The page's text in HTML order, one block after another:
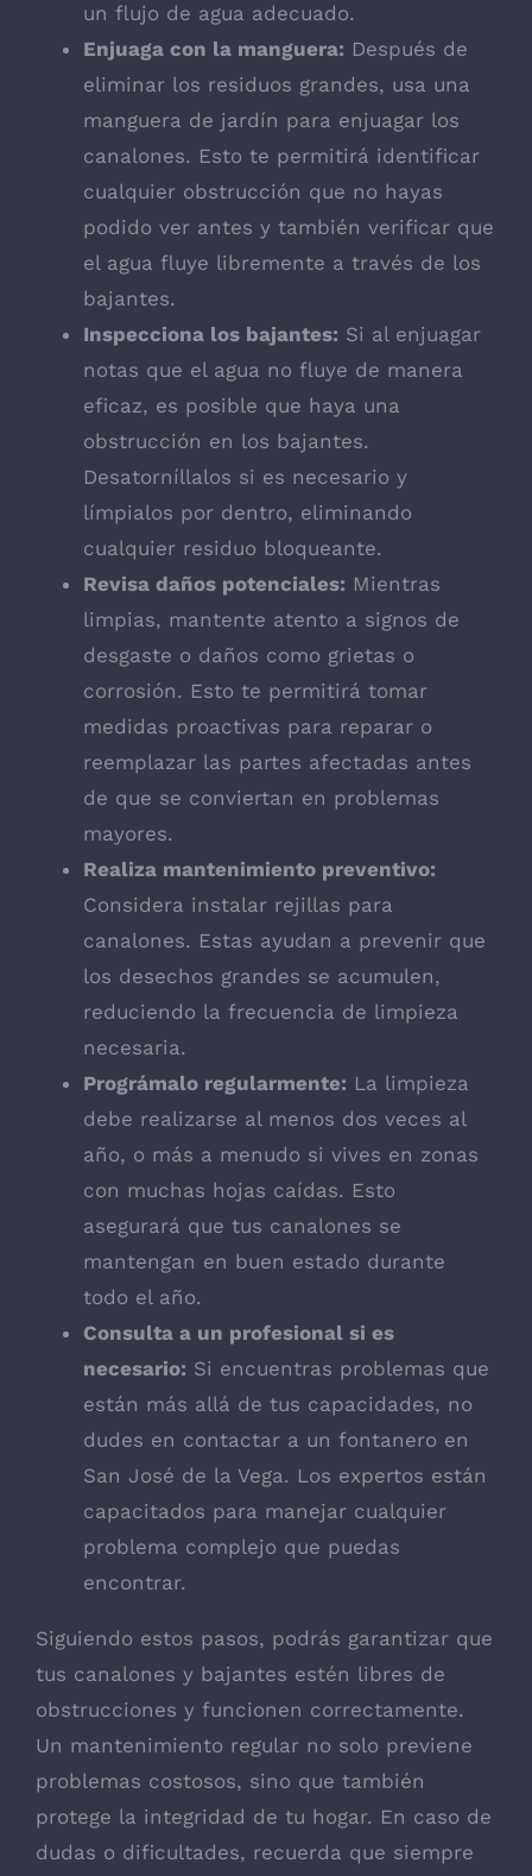
un flujo de agua adecuado.
Enjuaga con la manguera: Después de
eliminar los residuos grandes, usa una
manguera de jardín para enjuagar los
canalones. Esto te permitirá identificar
cualquier obstrucción que no hayas
podido ver antes y también verificar que
el agua fluye libremente a través de los
bajantes.
Inspecciona los bajantes: Si al enjuagar
notas que el agua no fluye de manera
eficaz, es posible que haya una
obstrucción en los bajantes.
Desatorníllalos si es necesario y
límpialos por dentro, eliminando
cualquier residuo bloqueante.
Revisa daños potenciales: Mientras
limpias, mantente atento a signos de
desgaste o daños como grietas o
corrosión. Esto te permitirá tomar
medidas proactivas para reparar o
reemplazar las partes afectadas antes
de que se conviertan en problemas
mayores.
Realiza mantenimiento preventivo:
Considera instalar rejillas para
canalones. Estas ayudan a prevenir que
los desechos grandes se acumulen,
reduciendo la frecuencia de limpieza
necesaria.
Prográmalo regularmente: La limpieza
debe realizarse al menos dos veces al
año, o más a menudo si vives en zonas
con muchas hojas caídas. Esto
asegurará que tus canalones se
mantengan en buen estado durante
todo el año.
Consulta a un profesional si es
necesario: Si encuentras problemas que
están más allá de tus capacidades, no
dudes en contactar a un fontanero en
San José de la Vega. Los expertos están
capacitados para manejar cualquier
problema complejo que puedas
encontrar.
Siguiendo estos pasos, podrás garantizar que
tus canalones y bajantes estén libres de
obstrucciones y funcionen correctamente.
Un mantenimiento regular no solo previene
problemas costosos, sino que también
protege la integridad de tu hogar. En caso de
dudas o dificultades, recuerda que siempre